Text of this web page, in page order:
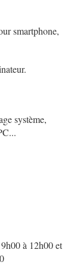
smartphone,
système,
à 12h00 et